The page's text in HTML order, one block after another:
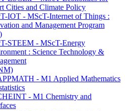
Cities and Climate Policy
IOT - MScT-Internet of Things :
and Management Program
STEEM - MScT-Energy
: Science Technology &
- M1 Applied Mathematics
- M1 Chemistry and